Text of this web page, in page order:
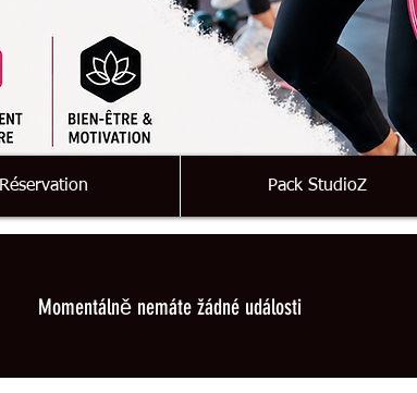
Réservation Pack StudioZ
Momentálně nemáte žádné události